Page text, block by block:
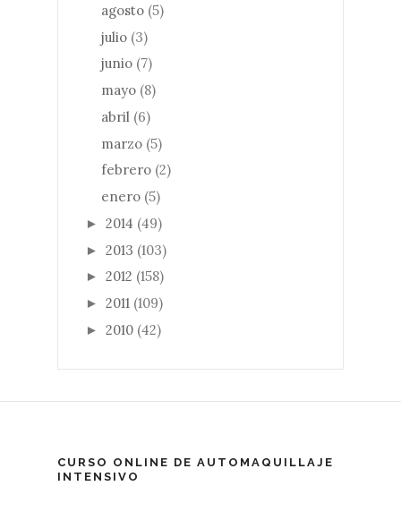
agosto (5)
julio (3)
junio (7)
mayo (8)
abril (6)
marzo (5)
febrero (2)
enero (5)
► 2014 (49)
► 2013 (103)
► 2012 (158)
► 2011 (109)
► 2010 (42)
CURSO ONLINE DE AUTOMAQUILLAJE
INTENSIVO